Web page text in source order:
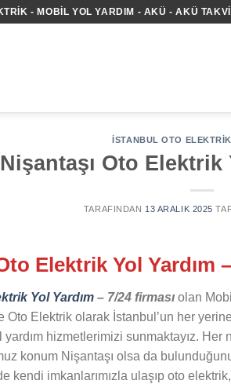
- MOBIL YOL YARDIM - AKÜ - AKÜ
İSTANBUL OTO
Nişantaşı Oto Elektrik
TARAFINDAN 13 ARALIK 2025
Elektrik Yol Yardım
Yol Yardım – 7/24 firması olan Mobil
Oto Elektrik olarak İstanbul’un her yerine
hizmetlerimizi sunmaktayız. Her
konum Nişantaşı olsa da
kendi imkanlarımızla ulaşıp oto elektrik,